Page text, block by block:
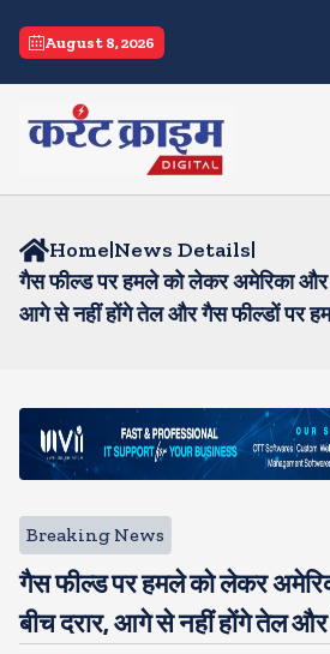
August 8, 2026
Home|News Details|
गैस फील्ड पर हमले को लेकर अमेरिका और
आगे से नहीं होंगे तेल और गैस फील्डों पर
Breaking News
गैस फील्ड पर हमले को लेकर
बीच दरार, आगे से नहीं होंगे तेल